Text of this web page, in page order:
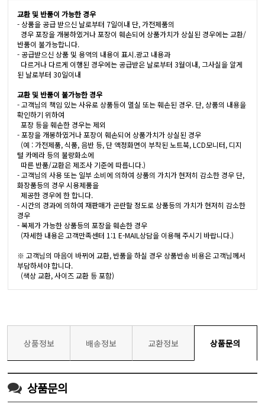
교환 및 반품이 가능한 경우
- 상품을 공급 받으신 날로부터 7일이내 단, 가전제품의
경우 포장을 개봉하였거나 포장이 훼손되어 상품가치가 상실된 경우에는 교환/
반품이 불가능합니다.
- 공급받으신 상품 및 용역의 내용이 표시.광고 내용과
다르거나 다르게 이행된 경우에는 공급받은 날로부터 3월이내, 그사실을 알게
된 날로부터 30일이내
교환 및 반품이 불가능한 경우
- 고객님의 책임 있는 사유로 상품등이 멸실 또는 훼손된 경우. 단, 상품의 내용을
확인하기 위하여
포장 등을 훼손한 경우는 제외
- 포장을 개봉하였거나 포장이 훼손되어 상품가치가 상실된 경우
(예 : 가전제품, 식품, 음반 등, 단 액정화면이 부착된 노트북, LCD모니터, 디지
털 카메라 등의 불량화소에
따른 반품/교환은 제조사 기준에 따릅니다.)
- 고객님의 사용 또는 일부 소비에 의하여 상품의 가치가 현저히 감소한 경우 단,
화장품등의 경우 시용제품을
제공한 경우에 한 합니다.
- 시간의 경과에 의하여 재판매가 곤란할 정도로 상품등의 가치가 현저히 감소한
경우
- 복제가 가능한 상품등의 포장을 훼손한 경우
(자세한 내용은 고객만족센터 1:1 E-MAIL상담을 이용해 주시기 바랍니다.)
※ 고객님의 마음이 바뀌어 교환, 반품을 하실 경우 상품반송 비용은 고객님께서
부담하셔야 합니다.
(색상 교환, 사이즈 교환 등 포함)
상품정보 배송정보 교환정보 상품문의
상품문의